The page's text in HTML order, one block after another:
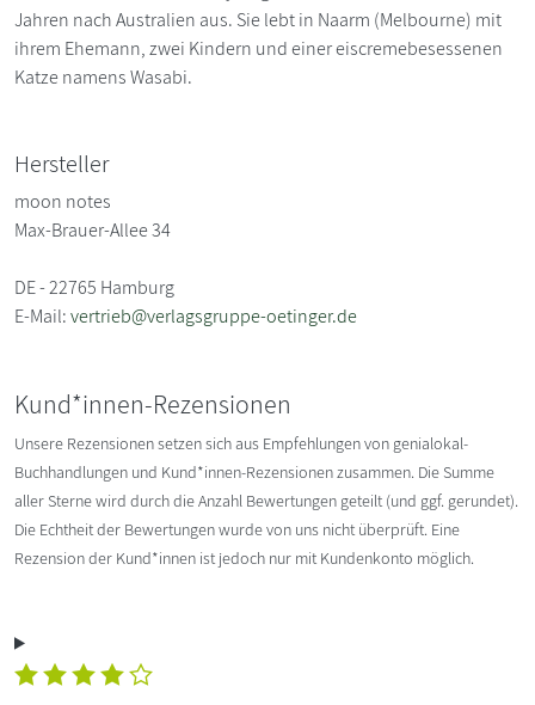
Jahren nach Australien aus. Sie lebt in Naarm (Melbourne) mit
ihrem Ehemann, zwei Kindern und einer eiscremebesessenen
Katze namens Wasabi.
Hersteller
moon notes
Max-Brauer-Allee 34
DE - 22765 Hamburg
E-Mail:vertrieb@verlagsgruppe-oetinger.de
Kund*innen-Rezensionen
Unsere Rezensionen setzen sich aus Empfehlungen von genialokal-
Buchhandlungen und Kund*innen-Rezensionen zusammen. Die Summe
aller Sterne wird durch die Anzahl Bewertungen geteilt (und ggf. gerundet).
Die Echtheit der Bewertungen wurde von uns nicht überprüft. Eine
Rezension der Kund*innen ist jedoch nur mit Kundenkonto möglich.